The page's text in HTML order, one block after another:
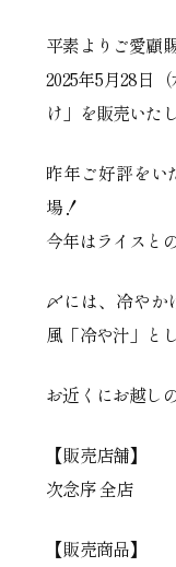
平素よりご愛顧
2025年5月28日
け」を販売いた
昨年ご好評をい
場！
今年はライスと
〆には、冷やか
風「冷や汁」と
お近くにお越し
【販売店舗】
次念序 全店
【販売商品】